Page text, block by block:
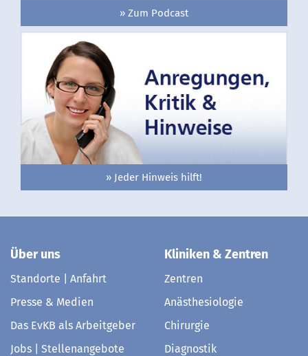
» Zum Podcast
» Jeder Hinweis hilft!
Über uns
Standorte | Anfahrt
Presse & Medien
Das EvKB als Arbeitgeber
Jobs | Stellenangebote
Kliniken & Zentren
Zentren
Anästhesiologie
Chirurgie
Diagnostik